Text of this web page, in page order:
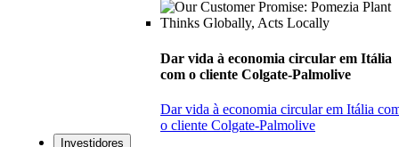
Dar vida à economia circular em Itália
com o cliente Colgate-Palmolive
Dar vida à economia circular em Itália
o cliente Colgate-Palmolive
Investidores